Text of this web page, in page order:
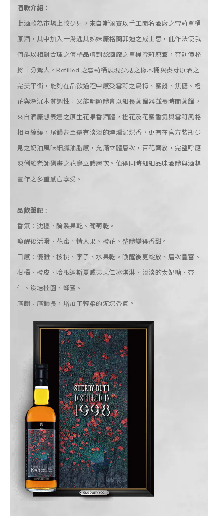
酒款介紹：
此酒款為市場上較少見，來自斯佩賽以手工聞名酒廠之雪莉單桶
原酒，其中加入一湯匙其姊妹廠格蘭菲迪之威士忌，此作法使我
們能以相對合理之價格品嚐到該酒廠之單桶雪莉原酒，否則價格
將十分驚人。Refilled 之雪莉桶展現少見之橡木桶與麥芽原酒之
完美平衡，能夠在品飲過程中感受雪莉之烏梅、蜜餞、焦糖、橙
花與深沉木質調性，又能明顯體會以細長蒸餾器並長時間蒸餾，
來自酒廠想表達之原生花果香酒體，橙花及花蜜香氣與雪莉風格
相互繚繞，尾韻甚至還有淡淡的煙燻泥煤香，更有在官方裝瓶少
見之奶油風味細膩油脂感，充滿立體層次，百花齊放，完整呼應
陳俐維老師砌畫之花鳥立體層次。值得同時細細品味酒體與酒標
畫作之多重感官享受。
品飲筆記 :
香氣：沈穩、醃製果乾、葡萄乾。
喚醒後活潑、花蜜、情人果、橙花、整體變得香甜。
口感：優雅、核桃、李子、水果乾。喚醒後更綻放、層次豐富、
柑橘、橙皮、哈根達斯夏威夷果仁冰淇淋、淡淡的太妃糖、杏
仁、炭培桂圓、蜂蜜。
尾韻：尾韻長，增加了輕柔的泥煤香氣。